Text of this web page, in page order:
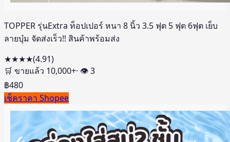
TOPPER รุ่นExtra ท็อปเปอร์ หนา 8 นิ้ว 3.5 ฟุต 5 ฟุต 6ฟุต เย็บ
ลายบุ๋ม จัดส่งเร็ว‼️ สินค้าพร้อมส่ง
★★★★(4.91)
🛒 ขายแล้ว 10,000+· 👁3
฿480
เช็คราคา Shopee